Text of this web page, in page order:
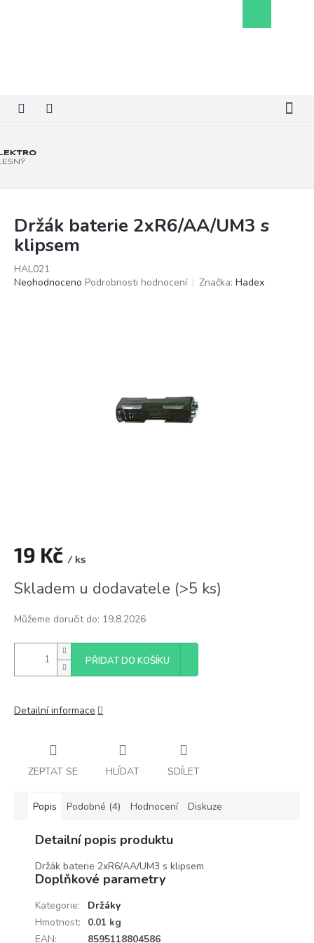
košík
Držák baterie 2xR6/AA/UM3 s
klipsem
HAL021
Průměrné
Neohodnoceno Podrobnosti hodnocení Značka: Hadex
19 Kč / ks
cena:
Skladem u dodavatele (>5 ks)
Můžeme doručit do: 19.8.2026
PŘIDAT DO KOŠÍKU
Detailní informace
ZEPTAT SE HLÍDAT SDÍLET
Popis Podobné (4) Hodnocení Diskuze
Detailní popis produktu
Držák baterie 2xR6/AA/UM3 s klipsem
Doplňkové parametry
Kategorie:
Držáky
Hmotnost:
0.01 kg
EAN: 8595118804586